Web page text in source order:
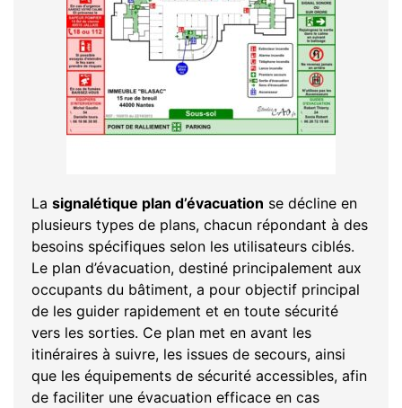
La signalétique plan d’évacuation se décline en
plusieurs types de plans, chacun répondant à des
besoins spécifiques selon les utilisateurs ciblés.
Le plan d’évacuation, destiné principalement aux
occupants du bâtiment, a pour objectif principal
de les guider rapidement et en toute sécurité
vers les sorties. Ce plan met en avant les
itinéraires à suivre, les issues de secours, ainsi
que les équipements de sécurité accessibles, afin
de faciliter une évacuation efficace en cas